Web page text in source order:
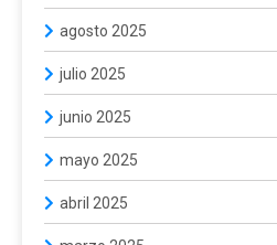
agosto 2025
julio 2025
junio 2025
mayo 2025
abril 2025